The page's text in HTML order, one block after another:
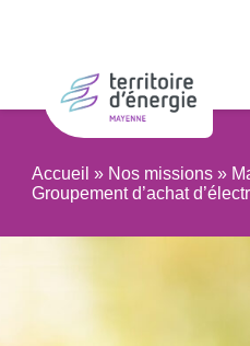
Accueil » Nos missions»
Groupement d’achat